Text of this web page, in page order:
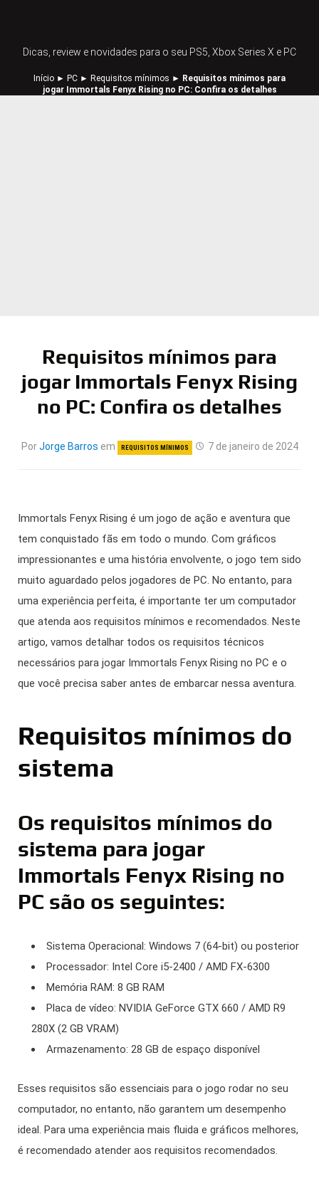
Dicas, review e novidades para o seu PS5, Xbox Series X e PC
Início ► PC ► Requisitos mínimos ► Requisitos mínimos para
jogar Immortals Fenyx Rising no PC: Confira os detalhes
Requisitos mínimos para
jogar Immortals Fenyx Rising
no PC: Confira os detalhes
PorJorge Barros em REQUISITOS MÍNIMOS 7 de janeiro de 2024
Immortals Fenyx Rising é um jogo de ação e aventura que
tem conquistado fãs em todo o mundo. Com gráficos
impressionantes e uma história envolvente, o jogo tem sido
muito aguardado pelos jogadores de PC. No entanto, para
uma experiência perfeita, é importante ter um computador
que atenda aos requisitos mínimos e recomendados. Neste
artigo, vamos detalhar todos os requisitos técnicos
necessários para jogar Immortals Fenyx Rising no PC e o
que você precisa saber antes de embarcar nessa aventura.
Requisitos mínimos do
sistema
Os requisitos mínimos do
sistema para jogar
Immortals Fenyx Rising no
PC são os seguintes:
Sistema Operacional: Windows 7 (64-bit) ou posterior
Processador: Intel Core i5-2400 / AMD FX-6300
Memória RAM: 8 GB RAM
Placa de vídeo: NVIDIA GeForce GTX 660 / AMD R9
280X (2 GB VRAM)
Armazenamento: 28 GB de espaço disponível
Esses requisitos são essenciais para o jogo rodar no seu
computador, no entanto, não garantem um desempenho
ideal. Para uma experiência mais fluida e gráficos melhores,
é recomendado atender aos requisitos recomendados.